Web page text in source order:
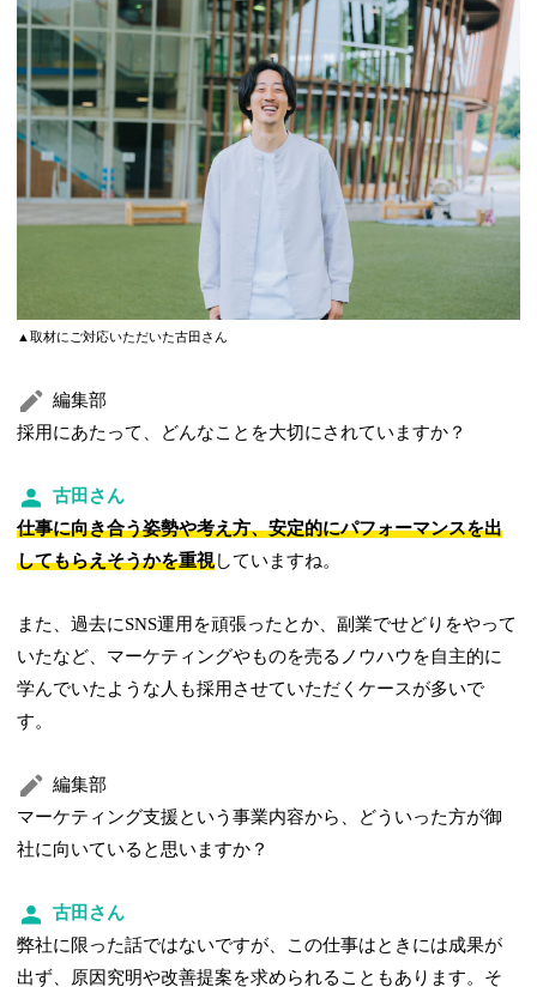
▲取材にご対応いただいた古田さん
編集部
採用にあたって、どんなことを大切にされていますか？
古田さん
仕事に向き合う姿勢や考え方、安定的にパフォーマンスを出
してもらえそうかを重視していますね。
また、過去にSNS運用を頑張ったとか、副業でせどりをやって
いたなど、マーケティングやものを売るノウハウを自主的に
学んでいたような人も採用させていただくケースが多いで
す。
編集部
マーケティング支援という事業内容から、どういった方が御
社に向いていると思いますか？
古田さん
弊社に限った話ではないですが、この仕事はときには成果が
出ず、原因究明や改善提案を求められることもあります。そ